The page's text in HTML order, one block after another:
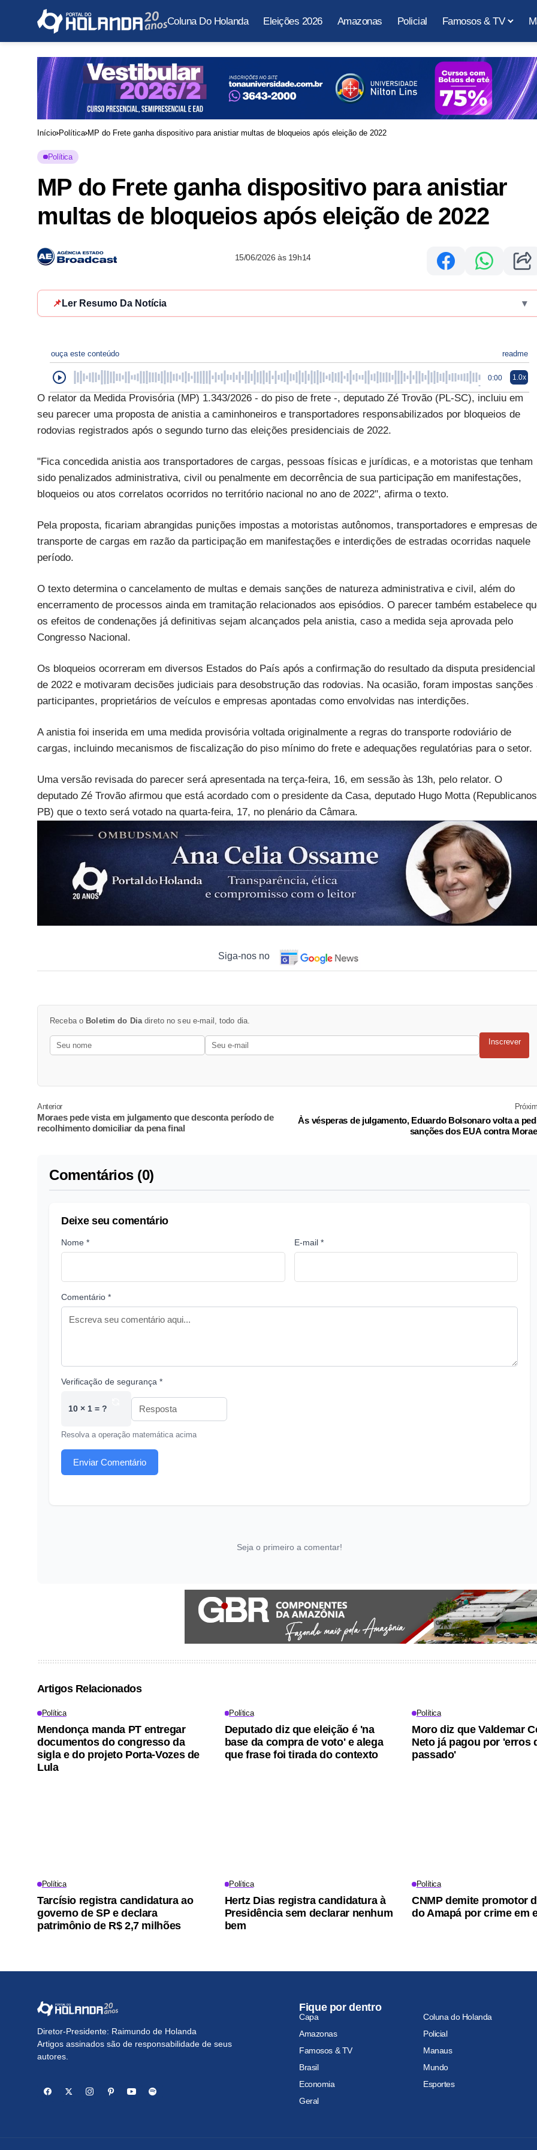
Coluna Do Holanda Eleições 2026 Amazonas Policial Famosos & TV
Início Política MP do Frete ganha dispositivo para anistiar multas de bloqueios após eleição de 2022
Política
MP do Frete ganha dispositivo para anistiar
multas de bloqueios após eleição de 2022
15/06/2026 às 19h14
📌 Ler Resumo Da Notícia ▾
ouça este conteúdo readme
0:00 1.0x
O relator da Medida Provisória (MP) 1.343/2026 - do piso de frete -, deputado Zé Trovão (PL-SC), incluiu em
seu parecer uma proposta de anistia a caminhoneiros e transportadores responsabilizados por bloqueios de
rodovias registrados após o segundo turno das eleições presidenciais de 2022.
"Fica concedida anistia aos transportadores de cargas, pessoas físicas e jurídicas, e a motoristas que tenham
sido penalizados administrativa, civil ou penalmente em decorrência de sua participação em manifestações,
bloqueios ou atos correlatos ocorridos no território nacional no ano de 2022", afirma o texto.
Pela proposta, ficariam abrangidas punições impostas a motoristas autônomos, transportadores e empresas de
transporte de cargas em razão da participação em manifestações e interdições de estradas ocorridas naquele
período.
O texto determina o cancelamento de multas e demais sanções de natureza administrativa e civil, além do
encerramento de processos ainda em tramitação relacionados aos episódios. O parecer também estabelece
os efeitos de condenações já definitivas sejam alcançados pela anistia, caso a medida seja aprovada pelo
Congresso Nacional.
Os bloqueios ocorreram em diversos Estados do País após a confirmação do resultado da disputa presidencial
de 2022 e motivaram decisões judiciais para desobstrução das rodovias. Na ocasião, foram impostas sanções
participantes, proprietários de veículos e empresas apontadas como envolvidas nas interdições.
A anistia foi inserida em uma medida provisória voltada originalmente a regras do transporte rodoviário de
cargas, incluindo mecanismos de fiscalização do piso mínimo do frete e adequações regulatórias para o setor.
Uma versão revisada do parecer será apresentada na terça-feira, 16, em sessão às 13h, pelo relator. O
deputado Zé Trovão afirmou que está acordado com o presidente da Casa, deputado Hugo Motta
PB) que o texto será votado na quarta-feira, 17, no plenário da Câmara.
Siga-nos no
Receba o Boletim do Diadireto no seu e-mail, todo dia.
Inscrever
Anterior
Moraes pede vista em julgamento que desconta período de
recolhimento domiciliar da pena final
Às vésperas de julgamento, Eduardo Bolsonaro volta a
sanções dos EUA contra
Comentários (0)
Deixe seu comentário
Nome * E-mail *
Comentário *
Verificação de segurança *
10 × 1 = ?
Resolva a operação matemática acima
Enviar Comentário
Seja o primeiro a comentar!
Artigos Relacionados
Política
Mendonça manda PT entregar
documentos do congresso da
sigla e do projeto Porta-Vozes de
Lula
Política
Deputado diz que eleição é 'na
base da compra de voto' e alega
que frase foi tirada do contexto
Política
Moro diz que Valdemar
Neto já pagou por 'erros
passado'
Política
Tarcísio registra candidatura ao
governo de SP e declara
patrimônio de R$ 2,7 milhões
Política
Hertz Dias registra candidatura à
Presidência sem declarar nenhum
bem
Política
CNMP demite promotor
do Amapá por crime em
Diretor-Presidente: Raimundo de Holanda
Artigos assinados são de responsabilidade de seus
autores.
Fique por dentro
Capa
Coluna do Holanda
Amazonas
Policial
Famosos & TV
Manaus
Brasil
Mundo
Economia
Esportes
Geral